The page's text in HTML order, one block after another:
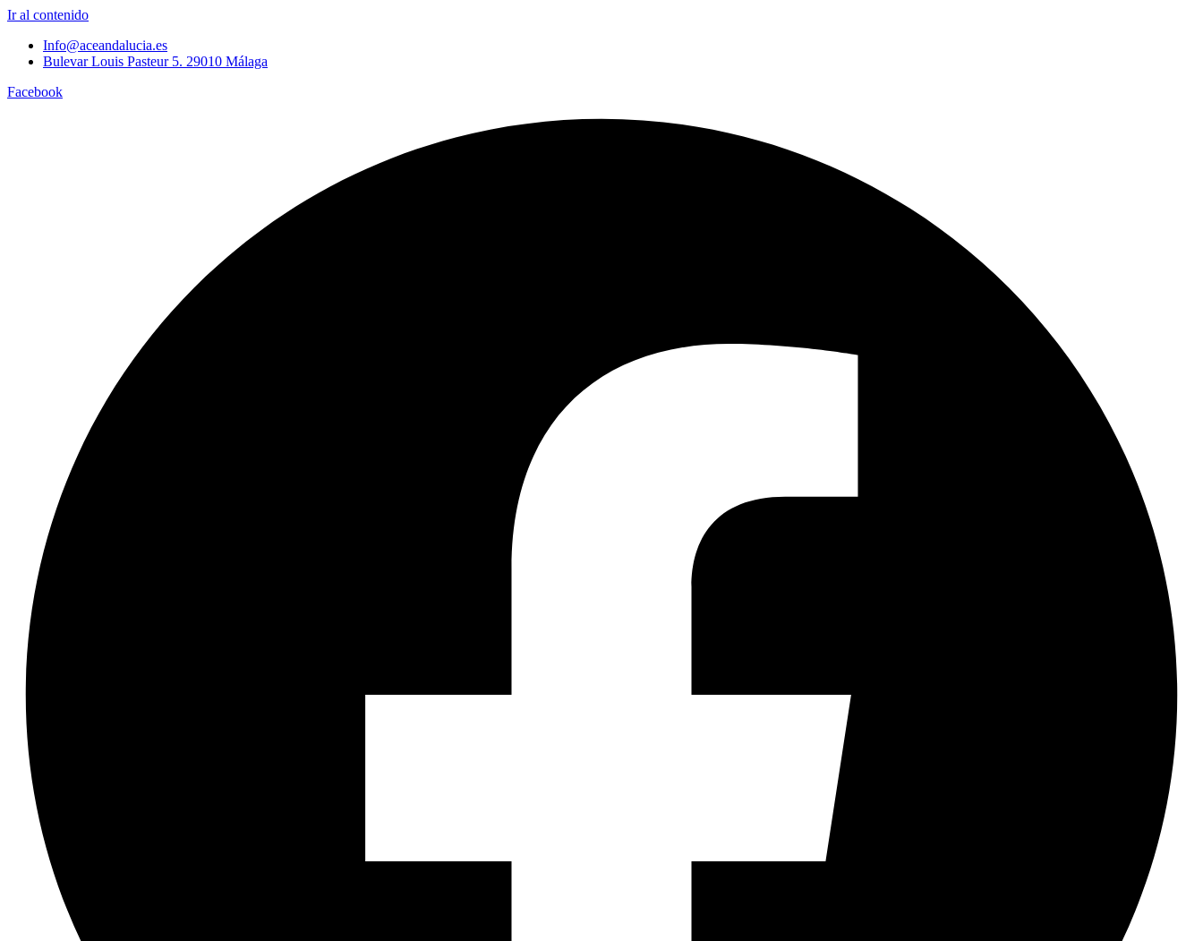
Ir al contenido
Info@aceandalucia.es
Bulevar Louis Pasteur 5. 29010 Málaga
Facebook